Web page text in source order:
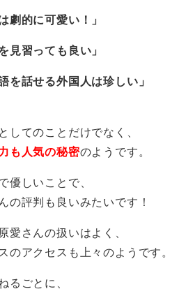
劇的に可愛い！」
見習っても良い」
を話せる外国人は珍しい」
してのことだけでなく、
も人気の秘密のようです。
優しいことで、
の評判も良いみたいです！
愛さんの扱いはよく、
のアクセスも上々のようです。
るごとに、